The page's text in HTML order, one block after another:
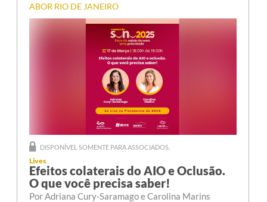
ABOR RIO DE JANEIRO
DISPONÍVEL SOMENTE PARA ASSOCIADOS.
Lives
Efeitos colaterais do AIO e Oclusão.
O que você precisa saber!
Por Adriana Cury-Saramago e Carolina Marins